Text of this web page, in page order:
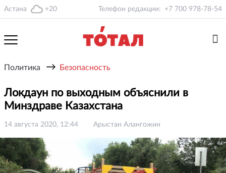
Астана +20 Телефон редакции: +7 700 978-78-54
Политика → Безопасность
Локдаун по выходным объяснили в
Минздраве Казахстана
14 августа 2020, 12:44 Арыстан Алангожин